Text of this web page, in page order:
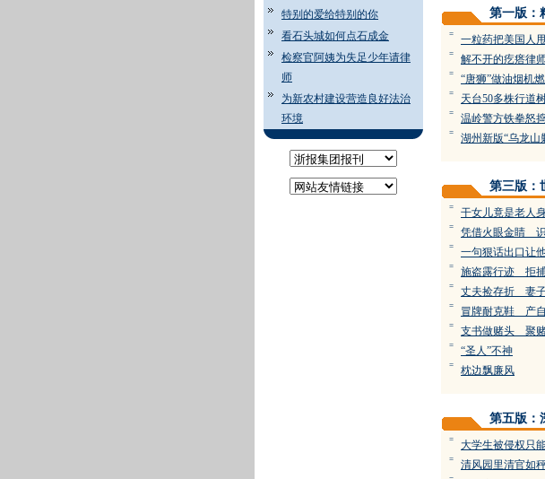
特别的爱给特别的你
看石头城如何点石成金
检察官阿姨为失足少年请律
师
为新农村建设营造良好法治
环境
第一版：
= 一粒药把美国人
= 解不开的疙瘩律
= “唐狮”做油烟机
= 天台50多株行道
= 温岭警方铁拳怒
= 湖州新版“乌龙山
第三版：
= 干女儿竟是老人
= 凭借火眼金睛
= 一句狠话出口让
= 施盗露行迹 拒
= 丈夫捡存折 妻
= 冒牌耐克鞋 产
= 支书做赌头 聚
= “圣人”不神
= 枕边飘廉风
第五版：
= 大学生被侵权只
= 清风园里清官如